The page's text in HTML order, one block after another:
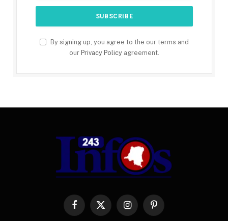
By signing up, you agree to the our terms and
our Privacy Policy agreement.
Facebook
X
InstagramPinterest